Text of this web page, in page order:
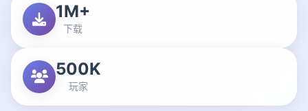
1M+
下载
500K
玩家